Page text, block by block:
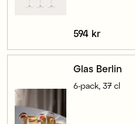
Pris :594 kr
594 kr
Glas Berlin
6-pack, 37 cl